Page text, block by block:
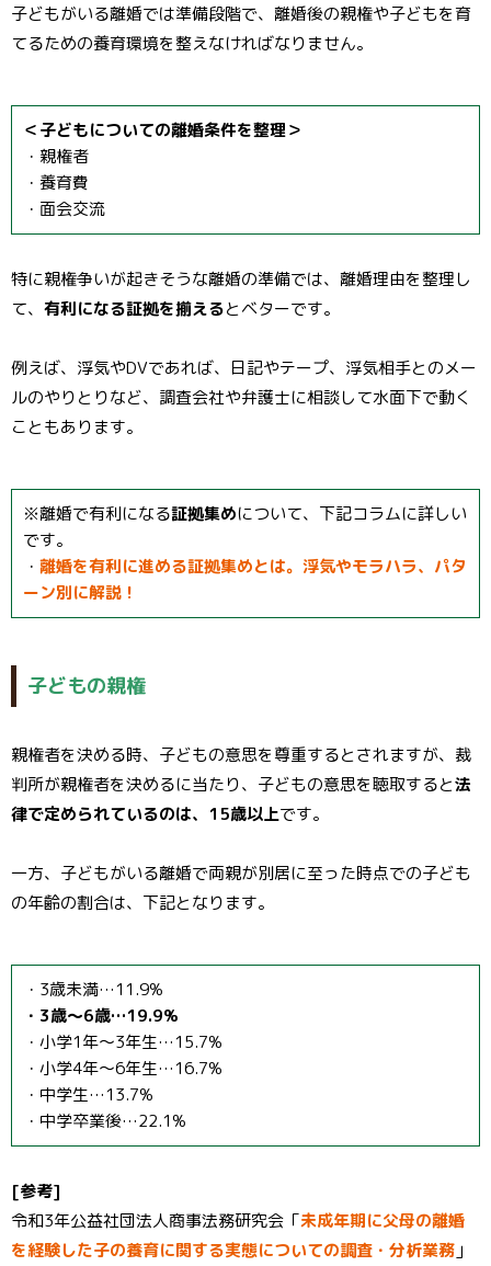
子どもがいる離婚では準備段階で、離婚後の親権や子どもを育
てるための養育環境を整えなければなりません。
＜子どもについての離婚条件を整理＞
・親権者
・養育費
・面会交流
特に親権争いが起きそうな離婚の準備では、離婚理由を整理し
て、 有利になる証拠を揃えるとベターです。
例えば、浮気やDVであれば、日記やテープ、浮気相手とのメー
ルのやりとりなど、調査会社や弁護士に相談して水面下で動く
こともあります。
※離婚で有利になる証拠集めについて、下記コラムに詳しい
です。
・ 離婚を有利に進める証拠集めとは。浮気やモラハラ、パタ
ーン別に解説！
子どもの親権
親権者を決める時、子どもの意思を尊重するとされますが、裁
判所が親権者を決めるに当たり、子どもの意思を聴取すると法
律で定められているのは、15歳以上です。
一方、子どもがいる離婚で両親が別居に至った時点での子ども
の年齢の割合は、下記となります。
・3歳未満…11.9%
・3歳～6歳…19.9%
・小学1年～3年生…15.7%
・小学4年～6年生…16.7%
・中学生…13.7%
・中学卒業後…22.1%
[参考]
令和3年公益社団法人商事法務研究会「未成年期に父母の離婚
を経験した子の養育に関する実態についての調査・分析業務 」